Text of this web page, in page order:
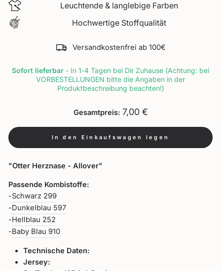
Leuchtende & langlebige Farben
Hochwertige Stoffqualität
Versandkostenfrei ab 100€
Sofort lieferbar - In 1-4 Tagen bei Dir Zuhause (Achtung: bei
VORBESTELLUNGEN bitte die Angaben in der
Produktbeschreibung beachten!)
Gesamtpreis: 7,00 €
In den Einkaufswagen legen
"Otter Herznase - Allover"
Passende Kombistoffe:
-Schwarz 299
-Dunkelblau 597
-Hellblau 252
-Baby Blau 910
Technische Daten:
Jersey: